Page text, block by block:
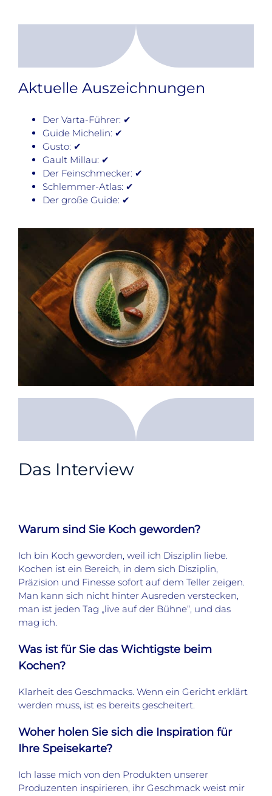
Aktuelle Auszeichnungen
Der Varta-Führer: ✔
Guide Michelin: ✔
Gusto: ✔
Gault Millau: ✔
Der Feinschmecker: ✔
Schlemmer-Atlas: ✔
Der große Guide: ✔
Das Interview
Warum sind Sie Koch geworden?
Ich bin Koch geworden, weil ich Disziplin liebe.
Kochen ist ein Bereich, in dem sich Disziplin,
Präzision und Finesse sofort auf dem Teller zeigen.
Man kann sich nicht hinter Ausreden verstecken,
man ist jeden Tag „live auf der Bühne“, und das
mag ich.
Was ist für Sie das Wichtigste beim
Kochen?
Klarheit des Geschmacks. Wenn ein Gericht erklärt
werden muss, ist es bereits gescheitert.
Woher holen Sie sich die Inspiration für
Ihre Speisekarte?
Ich lasse mich von den Produkten unserer
Produzenten inspirieren, ihr Geschmack weist mir